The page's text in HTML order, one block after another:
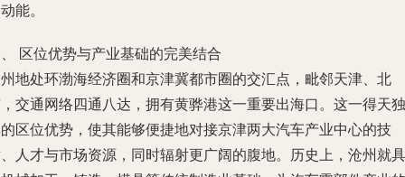
能。
区位优势与产业基础的完美结合
地处环渤海经济圈和京津冀都市圈的交汇点，毗邻天津、北
交通网络四通八达，拥有黄骅港这一重要出海口。这一得天独
区位优势，使其能够便捷地对接京津两大汽车产业中心的技
人才与市场资源，同时辐射更广阔的腹地。历史上，沧州就具